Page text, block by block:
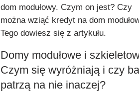
dom modułowy. Czym on jest? Czy
można wziąć kredyt na dom
Tego dowiesz się z artykułu.
Domy modułowe i
Czym się wyróżniają i czy
patrzą na nie inaczej?